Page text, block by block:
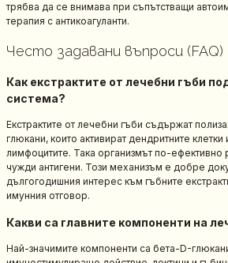
трябва да се внимава при съпътстващи
терапия с антикоагуланти.
Често задавани въпроси (FAQ)
Как екстрактите от лечебни гъби
система?
Екстрактите от лечебни гъби съдържат
глюкани, които активират дендритните
лимфоцитите. Така организмът по-ефективно
чужди антигени. Този механизъм е добре
дългогодишния интерес към гъбните
имунния отговор.
Какви са главните компоненти на
Най-значимите компоненти са бета-D-